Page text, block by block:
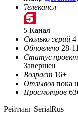
Телеканал
5 Канал
Сколько серий 4
Обновлено 28-
Статус
Завершен
Возраст 16+
Отзывов пока
Просмотров
Рейтинг SerialRus